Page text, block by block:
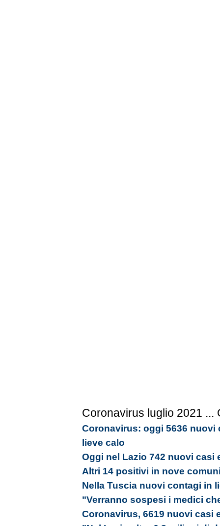
Coronavirus luglio 2021 ...
Coronavirus: oggi 5636 nuovi
lieve calo
Oggi nel Lazio 742 nuovi casi
Altri 14 positivi in nove
Nella Tuscia nuovi contagi in
"Verranno sospesi i medici
Coronavirus, 6619 nuovi casi